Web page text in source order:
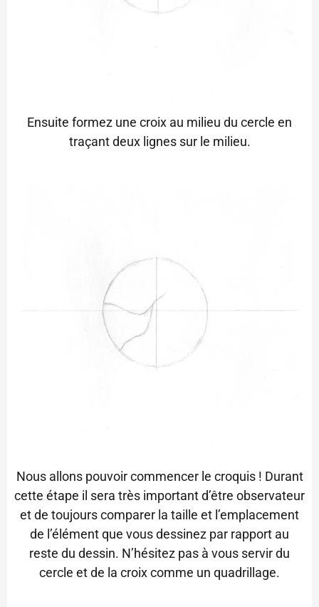
Ensuite formez une croix au milieu du cercle en
traçant deux lignes sur le milieu.
Nous allons pouvoir commencer le croquis ! Durant
cette étape il sera très important d’être observateur
et de toujours comparer la taille et l’emplacement
de l’élément que vous dessinez par rapport au
reste du dessin. N’hésitez pas à vous servir du
cercle et de la croix comme un quadrillage.